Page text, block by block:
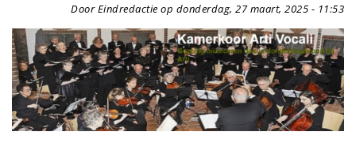
Door Eindredactie op donderdag, 27 maart, 2025 - 11:53